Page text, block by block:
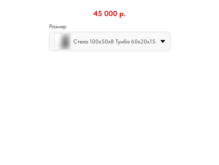
45 000 р.
Размер
Стела 100х50х8 Тумба 60х20х15